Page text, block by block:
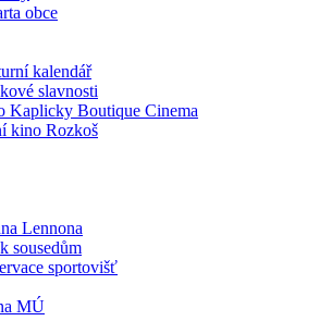
obce
kalendář
slavnosti
Kaplicky Boutique Cinema
kino Rozkoš
Lennona
sousedům
sportovišť
MÚ